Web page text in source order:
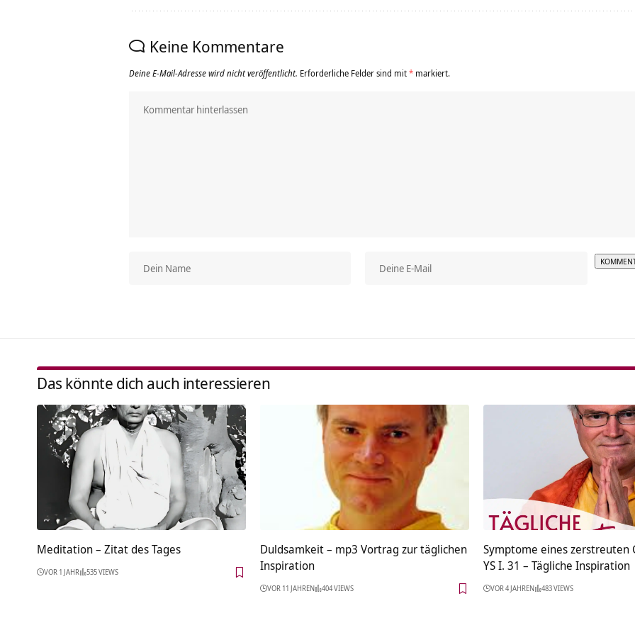
Keine Kommentare
Deine E-Mail-Adresse wird nicht veröffentlicht. Erforderliche Felder sind mit* markiert.
Das könnte dich auch interessieren
Meditation – Zitat des Tages
VOR 1 JAHR 535 VIEWS
Duldsamkeit – mp3 Vortrag zur täglichen
Inspiration
VOR 11 JAHREN 404 VIEWS
Symptome eines zerstreuten
YS I. 31 – Tägliche Inspiration
VOR 4 JAHREN 483 VIEWS